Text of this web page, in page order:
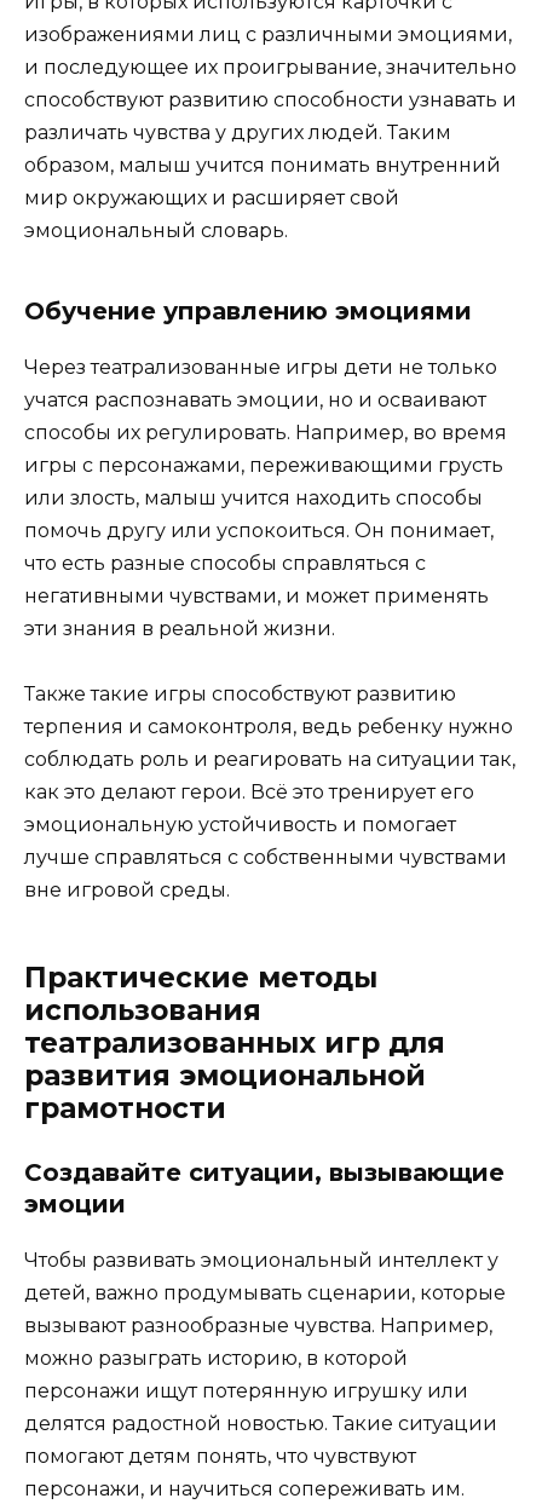
изображениями лиц с различными эмоциями,
и последующее их проигрывание, значительно
способствуют развитию способности узнавать и
различать чувства у других людей. Таким
образом, малыш учится понимать внутренний
мир окружающих и расширяет свой
эмоциональный словарь.
Обучение управлению эмоциями
Через театрализованные игры дети не только
учатся распознавать эмоции, но и осваивают
способы их регулировать. Например, во время
игры с персонажами, переживающими грусть
или злость, малыш учится находить способы
помочь другу или успокоиться. Он понимает,
что есть разные способы справляться с
негативными чувствами, и может применять
эти знания в реальной жизни.
Также такие игры способствуют развитию
терпения и самоконтроля, ведь ребенку нужно
соблюдать роль и реагировать на ситуации так,
как это делают герои. Всё это тренирует его
эмоциональную устойчивость и помогает
лучше справляться с собственными чувствами
вне игровой среды.
Практические методы
использования
театрализованных игр для
развития эмоциональной
грамотности
Создавайте ситуации, вызывающие
эмоции
Чтобы развивать эмоциональный интеллект у
детей, важно продумывать сценарии, которые
вызывают разнообразные чувства. Например,
можно разыграть историю, в которой
персонажи ищут потерянную игрушку или
делятся радостной новостью. Такие ситуации
помогают детям понять, что чувствуют
персонажи, и научиться сопереживать им.